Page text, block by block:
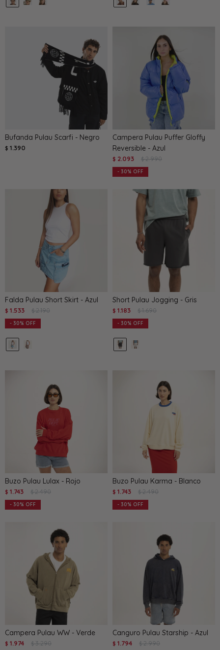
Bufanda Pulau Scarfi - Negro
$ 1.390
Campera Pulau Puffer Gloffy
Reversible - Azul
$ 2.093 $ 2.990
30
Falda Pulau Short Skirt - Azul
$ 1.533 $ 2.190
30
Short Pulau Jogging - Gris
$ 1.183 $ 1.690
30
Buzo Pulau Lulax - Rojo
$ 1.743 $ 2.490
30
Buzo Pulau Karma - Blanco
$ 1.743 $ 2.490
30
Campera Pulau WW - Verde
$ 1.974 $ 3.290
Canguro Pulau Starship - Azul
$ 1.794 $ 2.990